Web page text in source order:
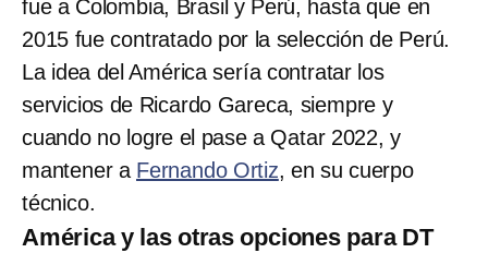
fue a Colombia, Brasil y Perú, hasta que en
2015 fue contratado por la selección de Perú.
La idea del América sería contratar los
servicios de Ricardo Gareca, siempre y
cuando no logre el pase a Qatar 2022, y
mantener a Fernando Ortiz, en su cuerpo
técnico.
América y las otras opciones para DT